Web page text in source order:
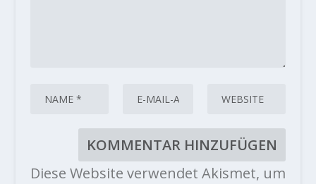
Diese Website verwendet Akismet, um